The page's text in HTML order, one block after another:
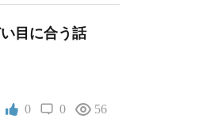
目に合う話
0 0 56